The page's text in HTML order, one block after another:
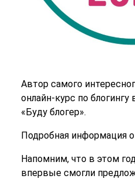
Автор самого
онлайн-курс по
«Буду блогер».
Подробная информация
Напомним, что в этом
впервые смогли